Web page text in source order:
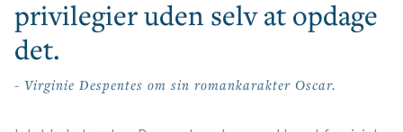
privilegier uden selv at opdage
det.
- Virginie Despentes om sin romankarakter Oscar.